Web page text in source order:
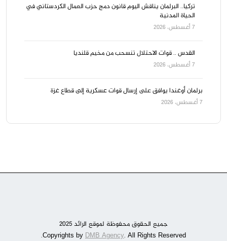
تركيا.. البرلمان يناقش اليوم قانون دمج حزب العمال الكردستاني في
الحياة المدنية
7 أغسطس، 2026
القدس .. قوات الاحتلال تنسحب من مخيم قلنديا
7 أغسطس، 2026
برلمان أوغندا يوافق على إرسال قوات عسكرية إلى قطاع غزة
7 أغسطس، 2026
جميع الحقوق محفوظة لموقع الرائد 2025
DMB Agency. All Rights Reserved.